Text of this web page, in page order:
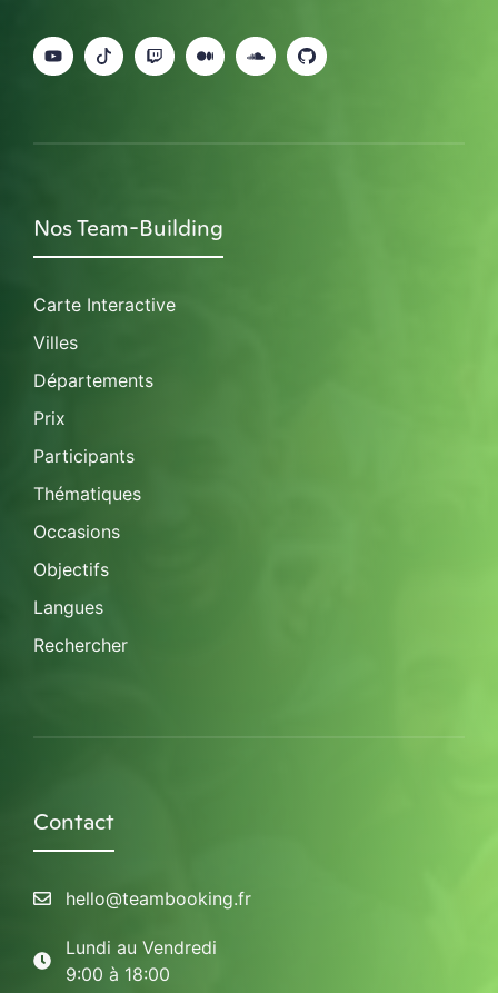
Nos Team-Building
Carte Interactive
Villes
Départements
Prix
Participants
Thématiques
Occasions
Objectifs
Langues
Rechercher
Contact
hello@teambooking.fr
Lundi au Vendredi
9:00 à 18:00